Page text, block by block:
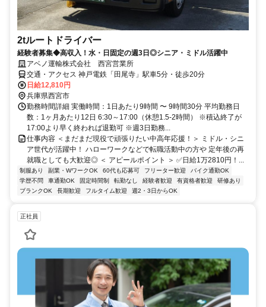
2tルートドライバー
経験者募集◆高収入！水・日固定の週3日◎シニア・ミドル活躍中
アベノ運輸株式会社 西宮営業所
交通・アクセス 神戸電鉄「田尾寺」駅車5分・徒歩20分
日給12,810円
兵庫県西宮市
勤務時間詳細 実働時間：1日あたり9時間 〜 9時間30分 平均勤務日
数：1ヶ月あたり12日 6:30～17:00（休憩1.5-2時間） ※積込終了が
17:00より早く終われば退勤可 ※週3日勤務...
仕事内容 ＜まだまだ現役で頑張りたい中高年応援！＞ ミドル・シニ
ア世代が活躍中！ ハローワークなどで転職活動中の方や 定年後の再
就職としても大歓迎◎ ＜ アピールポイント ＞ ✅日給1万2810円！...
制服あり 副業・WワークOK 60代も応募可 フリーター歓迎
バイク通勤OK
学歴不問
車通勤OK 固定時間制 転勤なし 経験者歓迎 有資格者歓迎
研修あり
ブランクOK
長期歓迎 フルタイム歓迎 週2・3日からOK
正社員